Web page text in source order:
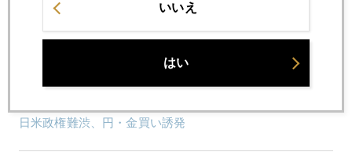
2017年07月25日
日米政権難渋、円・金買い誘発
いいえ
はい